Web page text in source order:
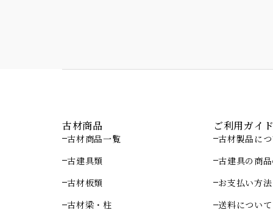
古材商品
古材商品一覧
古建具類
古材板類
古材梁・柱
ご利用ガイ
古材製品に
古建具の商
お支払い方
送料について